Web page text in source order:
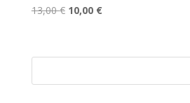
13,00€ Le
était :
10,00 €Le
est :